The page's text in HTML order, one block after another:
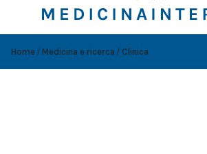
Home Medicina e ricerca Clinica